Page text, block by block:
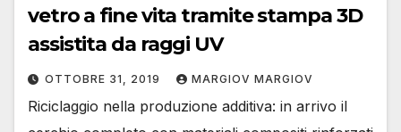
vetro a fine vita tramite stampa 3D
assistita da raggi UV
OTTOBRE 31, 2019 MARGIOV MARGIOV
Riciclaggio nella produzione additiva: in arrivo il